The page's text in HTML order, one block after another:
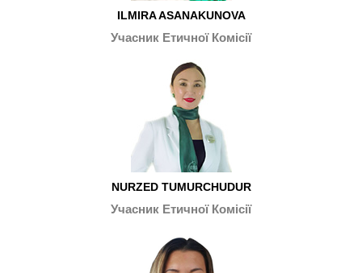
ILMIRA ASANAKUNOVA
Учасник Етичної Комісії
NURZED TUMURCHUDUR
Учасник Етичної Комісії